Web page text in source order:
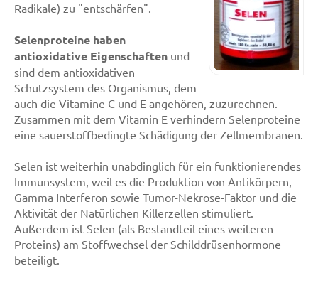
Radikale) zu "entschärfen".
Selenproteine haben
antioxidative Eigenschaften und
sind dem antioxidativen
Schutzsystem des Organismus, dem
auch die Vitamine C und E angehören, zuzurechnen.
Zusammen mit dem Vitamin E verhindern Selenproteine
eine sauerstoffbedingte Schädigung der Zellmembranen.
Selen ist weiterhin unabdinglich für ein funktionierendes
Immunsystem, weil es die Produktion von Antikörpern,
Gamma Interferon sowie Tumor-Nekrose-Faktor und die
Aktivität der Natürlichen Killerzellen stimuliert.
Außerdem ist Selen (als Bestandteil eines weiteren
Proteins) am Stoffwechsel der Schilddrüsenhormone
beteiligt.